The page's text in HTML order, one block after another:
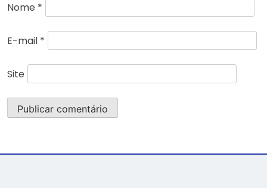
Nome *
E-mail *
Site